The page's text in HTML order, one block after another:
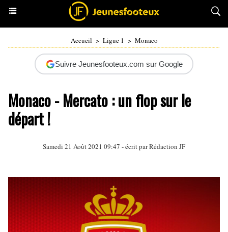
Accueil > Ligue 1 > Monaco
Suivre Jeunesfooteux.com sur Google
Monaco - Mercato : un flop sur le
départ !
Samedi 21 Août 2021 09:47 - écrit par Rédaction JF